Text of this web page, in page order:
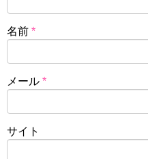
名前 *
メール *
サイト